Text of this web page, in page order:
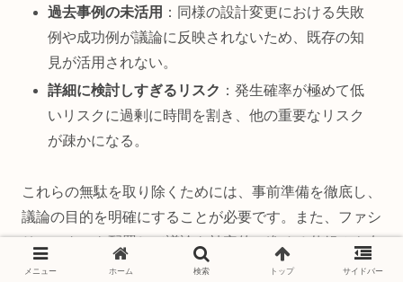
過去事例の未活用 ：同様の設計変更における失敗
例や成功例が議論に反映されないため、既存の知
見が活用されない。
詳細に検討しすぎるリスク ：発生確率が極めて低
いリスクに過剰に時間を割き、他の重要なリスク
が疎かになる。
これらの無駄を取り除くためには、事前準備を徹底し、
議論の目的を明確にすることが必要です。また、ファシ
リテーターを配置して議論を効率的に進める仕組みも有
効です。
メニュー ホーム 検索 トップ サイドバー